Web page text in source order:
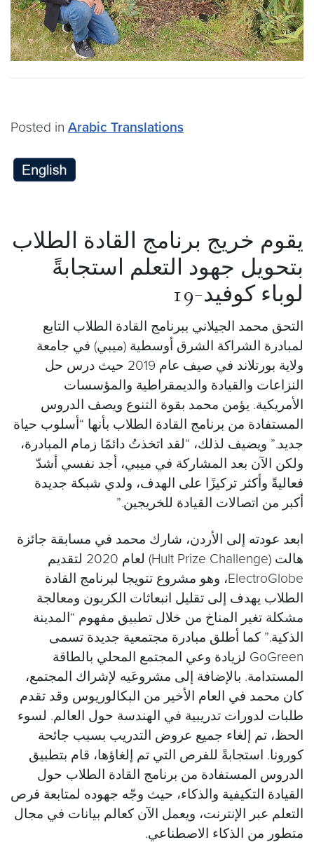
Posted in Arabic Translations
يقوم خريج برنامج القادة الطلاب
بتحويل جهود التعلم استجابةً
لوباء كوفيد-19
التحق محمد الجيلاني ببرنامج القادة الطلاب التابع
لمبادرة الشراكة الشرق أوسطية (ميبي) في جامعة
ولاية بورتلاند في صيف عام 2019 حيث درس حل
النزاعات والقيادة والديمقراطية والمؤسسات
الأمريكية. يؤمن محمد بقوة التنوع ويصف الدروس
المستفادة من برنامج القادة الطلاب بأنها “أسلوب حياة
جديد.” ويضيف لذلك، “لقد اتخذتُ دائمًا زمام المبادرة،
ولكن الآن بعد المشاركة في ميبي، أجد نفسي أشدّ
فعاليةً وأكثر تركيزًا على الهدف، ولدي شبكة جديدة
أكبر من اتصالات القيادة للخريجين.”
ابعد عودته إلى الأردن، شارك محمد في مسابقة جائزة
هالت (Hult Prize Challenge) لعام 2020 لتقديم
ElectroGlobe، وهو مشروع تتويجا لبرنامج القادة
الطلاب يهدف إلى تقليل انبعاثات الكربون ومعالجة
مشكلة تغير المناخ من خلال تطبيق مفهوم “المدينة
الذكية.” كما أطلق مبادرة مجتمعية جديدة تسمى
GoGreen لزيادة وعي المجتمع المحلي بالطاقة
المستدامة. بالإضافة إلى مشروعَيه لإشراك المجتمع،
كان محمد في العام الأخير من البكالوريوس وقد تقدم
طلبات لدورات تدريبية في الهندسة حول العالم. لسوء
الحظ، تم إلغاء جميع عروض التدريب بسبب جائحة
كورونا. استجابةً للفرص التي تم إلغاؤها، قام بتطبيق
الدروس المستفادة من برنامج القادة الطلاب حول
القيادة التكيفية والذكاء، حيث وجّه جهوده لمتابعة فرص
التعلم عبر الإنترنت، ويعمل الآن كعالم بيانات في مجال
متطور من الذكاء الاصطناعي.